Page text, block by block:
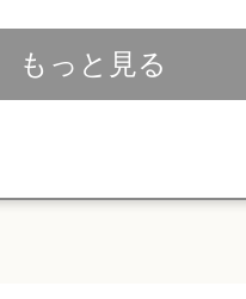
もっと見る